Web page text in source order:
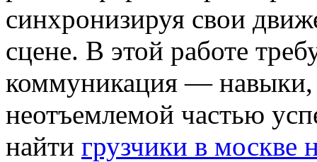
синхронизируя свои
сцене. В этой работе
коммуникация — навыки,
неотъемлемой частью
найти грузчики в москве